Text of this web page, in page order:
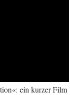
ein kurzer Film